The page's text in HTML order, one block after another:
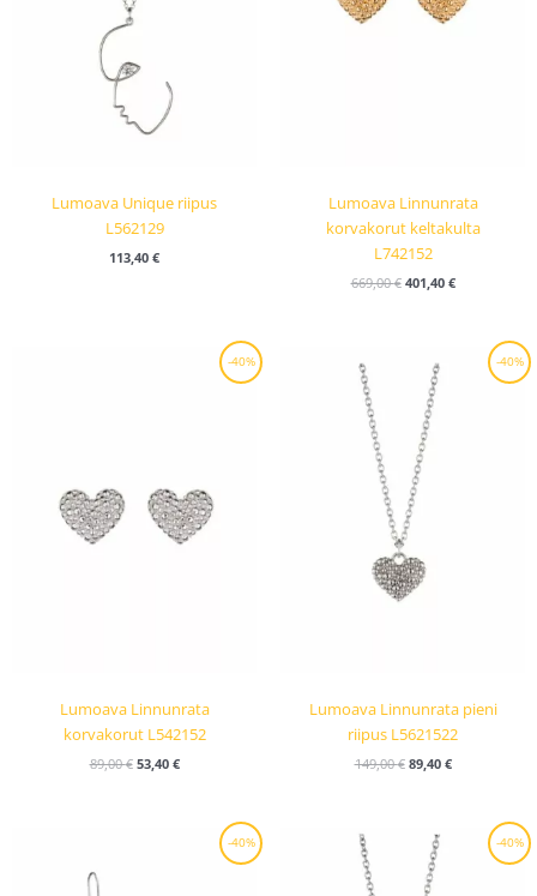
Lumoava Unique riipus
L562129
113,40 €
Lumoava Linnunrata
korvakorut keltakulta
L742152
669,00€ 401,40 €
-40%
Lumoava Linnunrata
korvakorut L542152
89,00€
Alkuperäinen
53,40 €
Nykyinen
-40%
Lumoava Linnunrata pieni
riipus L5621522
149,00€
Alkuperäinen
hinta
149,00 €.
89,40 €
Nykyinen
-40%
Alkuperäinen
Nykyinen
hinta
-40%
Alkuperäinen
hinta
269,00 €.
Nykyinen
hinta